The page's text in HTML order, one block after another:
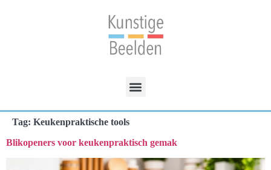
Tag: Keukenpraktische tools
Blikopeners voor keukenpraktisch gemak